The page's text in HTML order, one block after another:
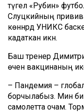
түгел «Рубин»
Слуцкийның
көннәрдә УНИКС
кадаткан икән.
Баш тренер
өчен вакцинаның
– Пандемия –
борчылабыз. Мин
самолетта очам.